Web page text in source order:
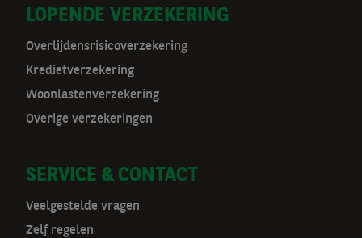
m
a
t
a
v
LOPENDE VERZEKERING
Overlijdensrisicoverzekering
Kredietverzekering
Woonlastenverzekering
Overige verzekeringen
SERVICE & CONTACT
Veelgestelde vragen
Zelf regelen